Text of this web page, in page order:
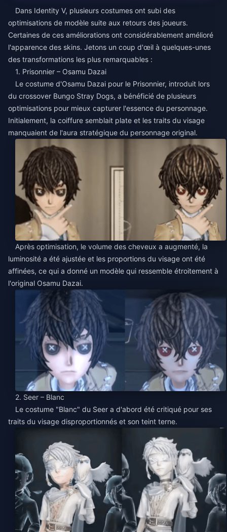
Dans Identity V, plusieurs costumes ont subi des
optimisations de modèle suite aux retours des joueurs.
Certaines de ces améliorations ont considérablement amélioré
l'apparence des skins. Jetons un coup d'œil à quelques-unes
des transformations les plus remarquables :
1. Prisonnier – Osamu Dazai
Le costume d'Osamu Dazai pour le Prisonnier, introduit lors
du crossover Bungo Stray Dogs, a bénéficié de plusieurs
optimisations pour mieux capturer l'essence du personnage.
Initialement, la coiffure semblait plate et les traits du visage
manquaient de l'aura stratégique du personnage original.
Après optimisation, le volume des cheveux a augmenté, la
luminosité a été ajustée et les proportions du visage ont été
affinées, ce qui a donné un modèle qui ressemble étroitement à
l'original Osamu Dazai.
2. Seer – Blanc
Le costume "Blanc" du Seer a d'abord été critiqué pour ses
traits du visage disproportionnés et son teint terne.